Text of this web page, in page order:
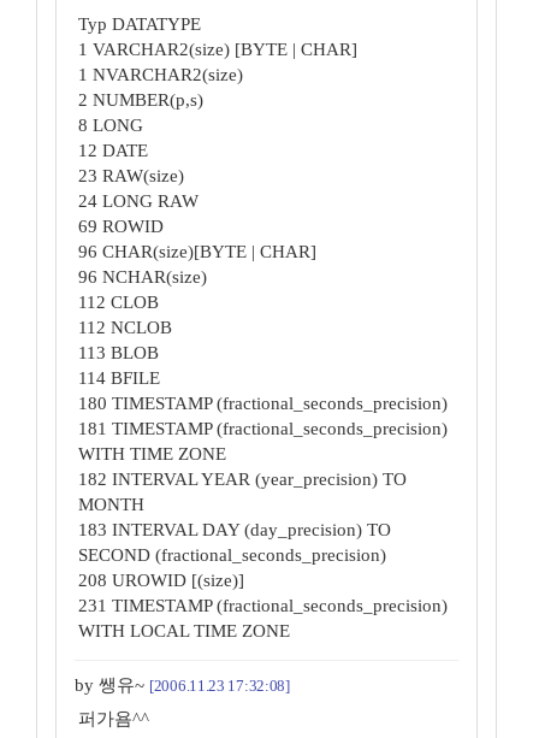
Typ DATATYPE
1 VARCHAR2(size) [BYTE | CHAR]
1 NVARCHAR2(size)
2 NUMBER(p,s)
8 LONG
12 DATE
23 RAW(size)
24 LONG RAW
69 ROWID
96 CHAR(size)[BYTE | CHAR]
96 NCHAR(size)
112 CLOB
112 NCLOB
113 BLOB
114 BFILE
180 TIMESTAMP (fractional_seconds_precision)
181 TIMESTAMP (fractional_seconds_precision)
WITH TIME ZONE
182 INTERVAL YEAR (year_precision) TO
MONTH
183 INTERVAL DAY (day_precision) TO
SECOND (fractional_seconds_precision)
208 UROWID [(size)]
231 TIMESTAMP (fractional_seconds_precision)
WITH LOCAL TIME ZONE
by 쌩유~ [2006.11.23 17:32:08]
퍼가욤^^